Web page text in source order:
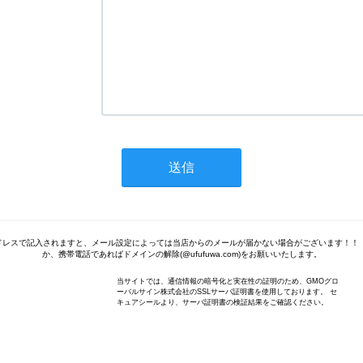
スで記入されますと、メール設定によっては当店からのメールが届かない場合がございます！！
か、携帯電話であればドメインの解除(@ufufuwa.com)をお願いいたします。
当サイトでは、通信情報の暗号化と実在性の証明のため、GMOグロ
ーバルサイン株式会社のSSLサーバ証明書を使用しております。 セ
キュアシールより、サーバ証明書の検証結果をご確認ください。